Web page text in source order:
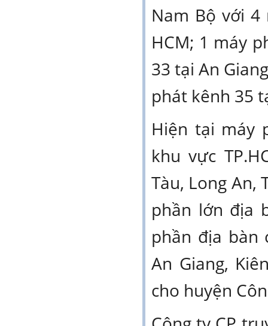
Nam Bộ với
HCM; 1 máy
33 tại An
phát kênh 35
Hiện tại máy
khu vực
Tàu, Long An,
phần lớn địa
phần địa bàn
An Giang,
cho huyện